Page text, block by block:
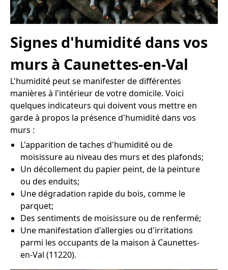
Signes d'humidité dans vos
murs à Caunettes-en-Val
L'humidité peut se manifester de différentes
manières à l'intérieur de votre domicile. Voici
quelques indicateurs qui doivent vous mettre en
garde à propos la présence d'humidité dans vos
murs :
L'apparition de taches d'humidité ou de
moisissure au niveau des murs et des plafonds;
Un décollement du papier peint, de la peinture
ou des enduits;
Une dégradation rapide du bois, comme le
parquet;
Des sentiments de moisissure ou de renfermé;
Une manifestation d'allergies ou d'irritations
parmi les occupants de la maison à Caunettes-
en-Val (11220).